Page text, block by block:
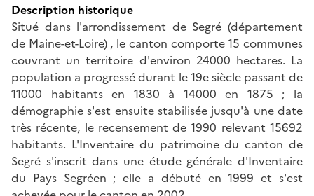
Description historique
Situé dans l'arrondissement de Segré (département
de Maine-et-Loire) , le canton comporte 15 communes
couvrant un territoire d'environ 24000 hectares. La
population a progressé durant le 19e siècle passant de
11000 habitants en 1830 à 14000 en 1875 ; la
démographie s'est ensuite stabilisée jusqu'à une date
très récente, le recensement de 1990 relevant 15692
habitants. L'Inventaire du patrimoine du canton de
Segré s'inscrit dans une étude générale d'Inventaire
du Pays Segréen ; elle a débuté en 1999 et s'est